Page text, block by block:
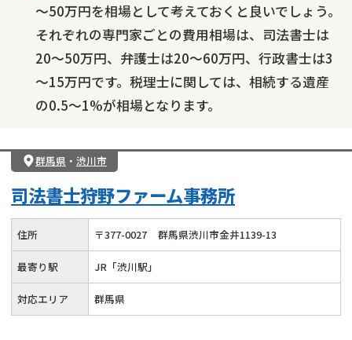
～50万円を相場として考えておくと良いでしょう。
それぞれの専門家ごとの費用相場は、司法書士は
20～50万円、弁護士は20～60万円、行政書士は3
～15万円です。税理士に関しては、相続する遺産
の0.5～1%が相場となります。
群馬県 ・ 渋川市
司法書士狩野ファーム事務所
住所 〒377-0027 群馬県渋川市金井1139-13
最寄り駅 JR「渋川駅」
対応エリア 群馬県